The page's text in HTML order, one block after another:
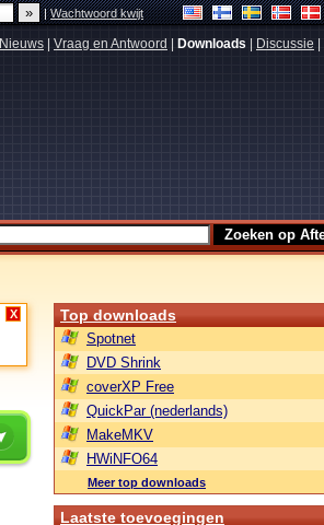
|Wachtwoord kwijt
Nieuws Vraag en Antwoord Downloads Discussie
X Top downloads
Spotnet
DVD Shrink
coverXP Free
QuickPar (nederlands)
MakeMKV
HWiNFO64
Meer top downloads
Laatste toevoegingen